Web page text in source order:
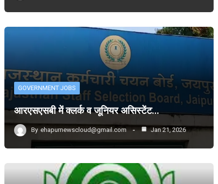
GOVERNMENT JOBS
आरएसएसबी में क्लर्क व जूनियर असिस्टेंट…
By ehapurnewscloud@gmail.com Jan 21, 2026